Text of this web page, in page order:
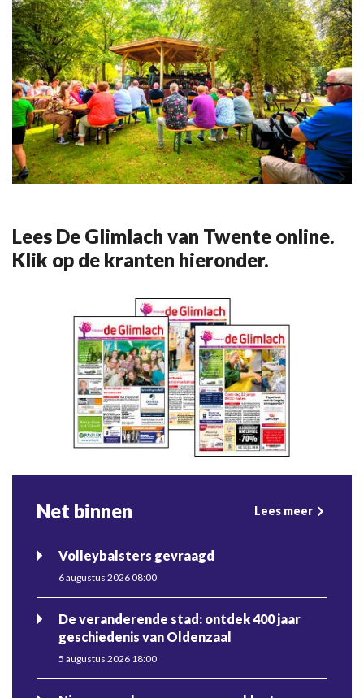
Lees De Glimlach van Twente online.
Klik op de kranten hieronder.
Net binnen Lees meer
Volleybalsters gevraagd
6 augustus 2026 08:00
De veranderende stad: ontdek 400 jaar
geschiedenis van Oldenzaal
5 augustus 2026 18:00